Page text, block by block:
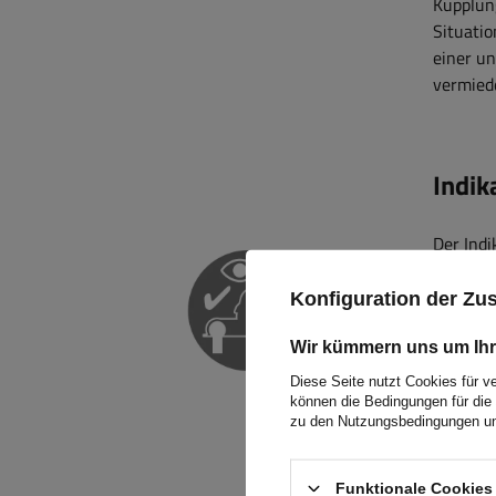
einer
Der
der
Straße
Konfiguration der
Wir kümmern uns um
Diese Seite nutzt Cookies für
können die Bedingungen für
zu den Nutzungsbedingungen
Funktionale